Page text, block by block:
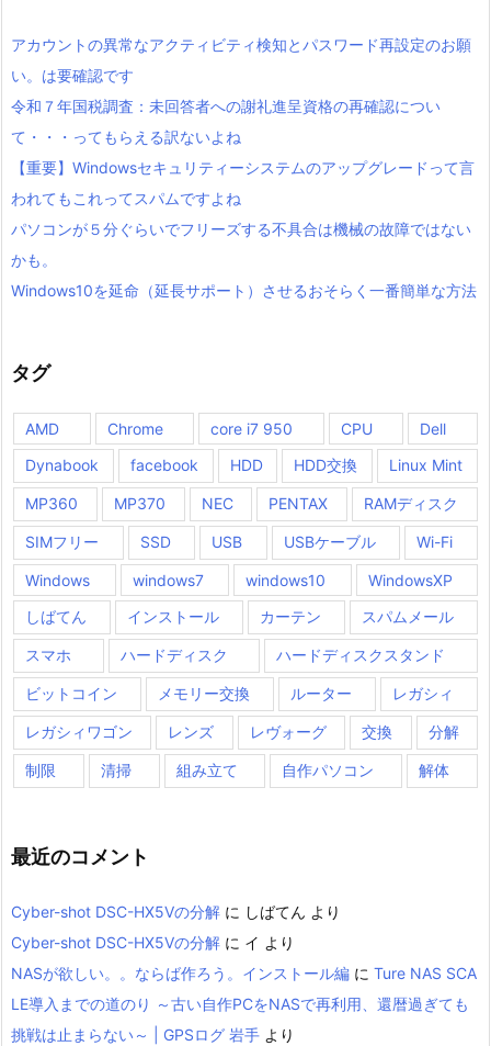
アカウントの異常なアクティビティ検知とパスワード再設定のお願
い。は要確認です
令和７年国税調査：未回答者への謝礼進呈資格の再確認につい
て・・・ってもらえる訳ないよね
【重要】Windowsセキュリティーシステムのアップグレードって言
われてもこれってスパムですよね
パソコンが５分ぐらいでフリーズする不具合は機械の故障ではない
かも。
Windows10を延命（延長サポート）させるおそらく一番簡単な方法
タグ
AMD Chrome core i7 950 CPU
Dell
Dynabook
facebook HDD HDD交換 Linux Mint
MP360 MP370 NEC PENTAX RAMディスク
SIMフリー SSD USB USBケーブル Wi-Fi
Windows windows7 windows10
WindowsXP
しばてん
インストール カーテン スパムメール
スマホ ハードディスク ハードディスクスタンド
ビットコイン メモリー交換 ルーター レガシィ
レガシィワゴン レンズ レヴォーグ 交換 分解
制限 清掃 組み立て 自作パソコン 解体
最近のコメント
Cyber-shot DSC-HX5Vの分解 に しばてん より
Cyber-shot DSC-HX5Vの分解 に イ より
NASが欲しい。。ならば作ろう。インストール編 に Ture NAS SCA
LE導入までの道のり ～古い自作PCをNASで再利用、還暦過ぎても
挑戦は止まらない～ | GPSログ 岩手 より